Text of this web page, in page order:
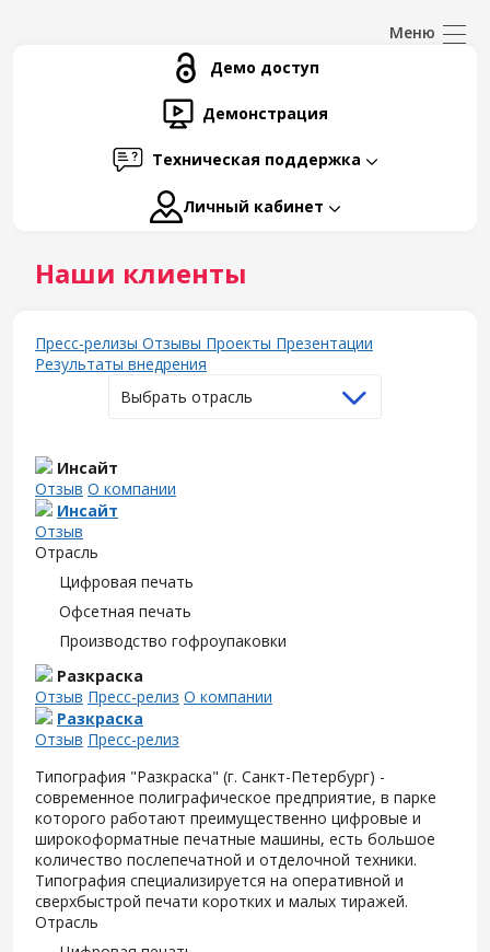
Демо доступ
Демонстрация
Техническая поддержка
Личный кабинет
Наши клиенты
Пресс-релизы Отзывы Проекты Презентации
Результаты внедрения
Выбрать отрасль
Инсайт
Отзыв О компании
Инсайт
Отзыв
Отрасль
Цифровая печать
Офсетная печать
Производство гофроупаковки
Разкраска
Отзыв Пресс-релиз О компании
Разкраска
Отзыв Пресс-релиз
Типография "Разкраска" (г. Санкт-Петербург) -
современное полиграфическое предприятие, в парке
которого работают преимущественно цифровые и
широкоформатные печатные машины, есть большое
количество послепечатной и отделочной техники.
Типография специализируется на оперативной и
сверхбыстрой печати коротких и малых тиражей.
Отрасль